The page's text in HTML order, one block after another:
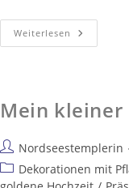
Weiterlesen
Mein kleiner
Nordseestemplerin
Dekorationen mit